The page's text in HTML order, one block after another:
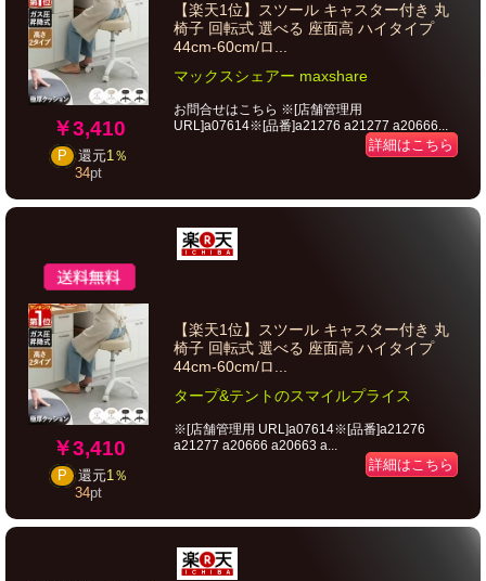
￥3,410
P 還元1％
34pt
【楽天1位】スツール キャスター付き 丸
椅子 回転式 選べる 座面高 ハイタイプ
44cm-60cm/ロ...
マックスシェアー maxshare
お問合せはこちら ※[店舗管理用
URL]a07614※[品番]a21276 a21277 a20666...
詳細はこちら
￥3,410
P 還元1％
34pt
【楽天1位】スツール キャスター付き 丸
椅子 回転式 選べる 座面高 ハイタイプ
44cm-60cm/ロ...
タープ&テントのスマイルプライス
※[店舗管理用 URL]a07614※[品番]a21276
a21277 a20666 a20663 a...
詳細はこちら